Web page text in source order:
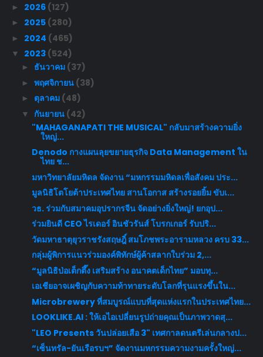
► 2026 (127)
► 2025 (280)
► 2024 (465)
▼ 2023 (524)
► ธันวาคม (37)
► พฤศจิกายน (38)
► ตุลาคม (48)
▼ กันยายน (42)
"MAHAGANAPATI THE MUSICAL" กลับมาสร้างความยิ่ง
ใหญ่...
Denodo กางแผนลุยขยายธุรกิจ Data Management ใน
ไทย ช...
มหาวิทยาลัยมหิดล จัดงาน “มหกรรมมหิดลเพื่อสังคม ประ...
มูลนิธิโตโยต้าประเทศไทย สานโอกาส สร้างรอยยิ้ม ขับเ...
วธ. ร่วมกับสมาคมอุปรากรจีน จัดอย่างยิ่งใหญ่! ยกอุป...
ร่วมยินดี CEO ไรเดอร์ อินชัวรันส์ โบรกเกอร์ รับปริ...
วัดมหาธาตุยุวราชรังสฤษฎิ์ สมโภชพระอารามหลวง ครบ 33...
กลุ่มผู้พิการแนวร่วมองค์พิทักษ์ผู้ค้าสลากใบร่วม 2,...
“มูลนิธิป่อเต็กตึ๊ง เสริมสร้าง อนาคตเด็กไทย” มอบทุ...
เอเชียอาจเผชิญกับความท้าทายระดับโลกที่รุนแรงขึ้นใน...
Microbrewery ที่สมบูรณ์แบบที่สุดแห่งแรกในประเทศไทย...
LOOKLIKE.AI : ให้เอไอเปลี่ยนรูปถ่ายคุณเป็นภาพวาดสุ...
"LEO Presents วันปล่อยเสือ 3" เทศกาลดนตรีเล่นกลางป...
“เซ็นทรัล-ยันเรือรบฯ” จัดงานมหกรรมความงามครั้งใหญ่...